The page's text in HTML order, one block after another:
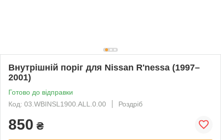
Внутрішній поріг для Nissan R'nessa (1997–
2001)
Готово до відправки
Код: 03.WBINSL1900.ALL.0.00
Роздріб
850 ₴